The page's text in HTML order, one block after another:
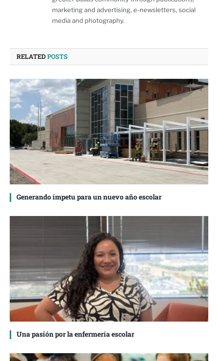
marketing and advertising, e-newsletters, social
media and photography.
RELATEDPOSTS
Generando ímpetu para un nuevo año escolar
Una pasión por la enfermería escolar